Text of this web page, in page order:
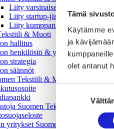
Tämä
Käytämme
ja
olet antanut
Liity varsinaiseksi jäseneksi
Liity startup-jäseneksi
Liity kumppani­jäseneksi
& Muoti
hallitus
henkilöstö & yhteystiedot
strategia
säännöt
Tekstiili & Muoti 120 vuotta
Suomen Tekstiili & Muoti
yritykset Suomessa – tutustu